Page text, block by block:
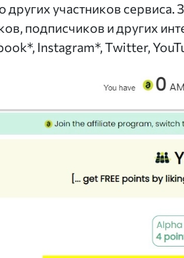
других участников
подписчиков и других
Instagram*, Twitter,